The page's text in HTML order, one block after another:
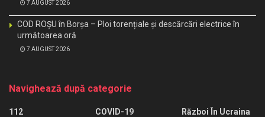
7 AUGUST 2026
COD ROȘU în Borșa – Ploi torențiale și descărcări electrice în
următoarea oră
7 AUGUST 2026
Navighează după categorie
112
COVID-19
Război În Ucraina